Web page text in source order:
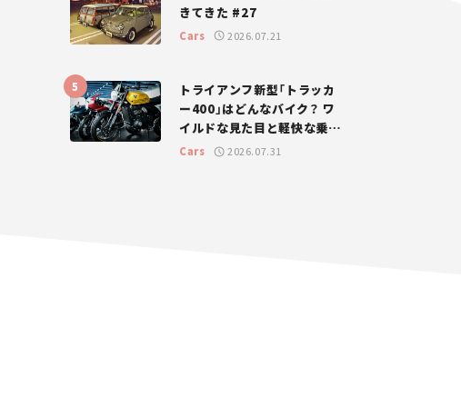
きてきた #27
Cars 2026.07.21
トライアンフ新型「トラッカ
ー400」はどんなバイク？ ワ
イルドな見た目と軽快な乗り
味を両立した400ccフラット
Cars 2026.07.31